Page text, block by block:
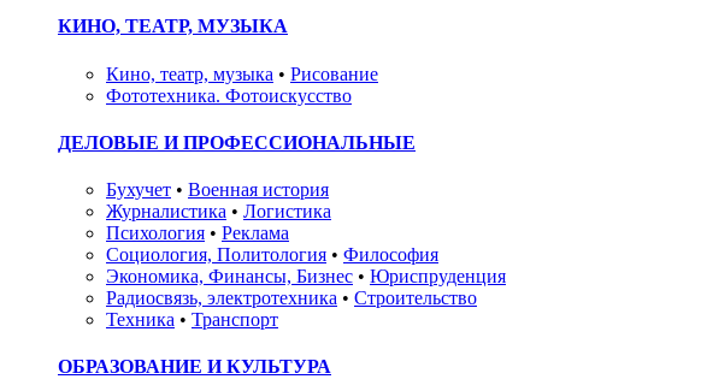
КИНО, ТЕАТР, МУЗЫКА
Кино, театр, музыка • Рисование
Фототехника. Фотоискусство
ДЕЛОВЫЕ И ПРОФЕССИОНАЛЬНЫЕ
Бухучет • Военная история
Журналистика • Логистика
Психология • Реклама
Социология, Политология • Философия
Экономика, Финансы, Бизнес • Юриспруденция
Радиосвязь, электротехника • Строительство
Техника • Транспорт
ОБРАЗОВАНИЕ И КУЛЬТУРА